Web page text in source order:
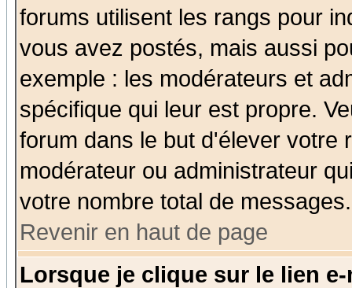
forums utilisent les rangs pour
vous avez postés, mais aussi
exemple : les modérateurs et
spécifique qui leur est propre.
forum dans le but d'élever votre
modérateur ou administrateur
votre nombre total de messages.
Revenir en haut de page
Lorsque je clique sur le lien